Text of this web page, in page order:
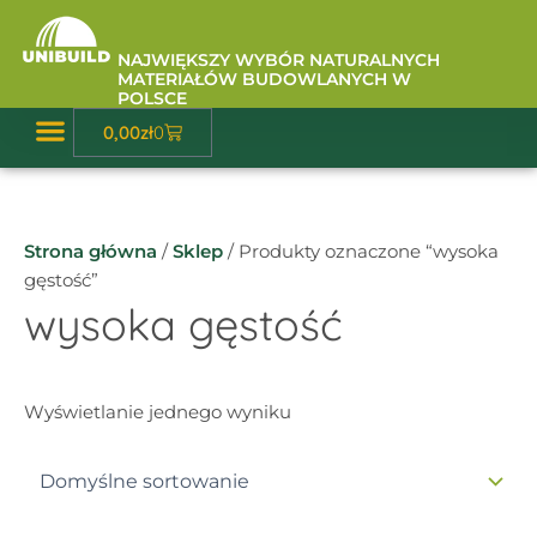
Przejdź
NAJWIĘKSZY WYBÓR NATURALNYCH
MATERIAŁÓW BUDOWLANYCH W
POLSCE
0,00zł0
Wózek
Strona główna /Sklep / Produkty oznaczone “wysoka
gęstość”
wysoka gęstość
Wyświetlanie jednego wyniku